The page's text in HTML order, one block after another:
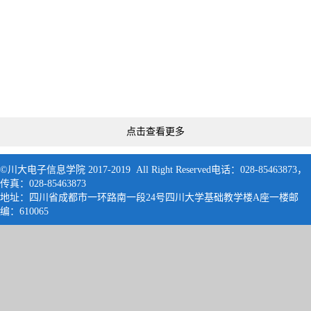
点击查看更多
©川大电子信息学院 2017-2019 All Right Reserved电话：028-85463873，
传真：028-85463873
地址：四川省成都市一环路南一段24号四川大学基础教学楼A座一楼邮
编：610065